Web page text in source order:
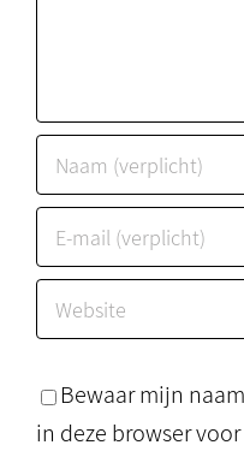
Bewaar mijn
in deze browser